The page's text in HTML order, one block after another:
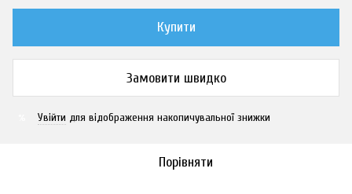
Купити
Замовити швидко
Увійти для відображення накопичувальної знижки
Порівняти